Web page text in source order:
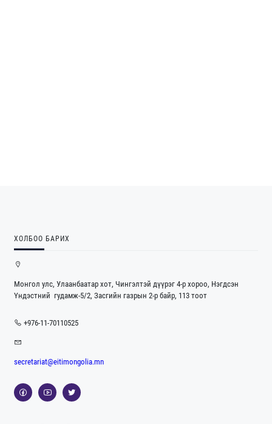
ХОЛБОО БАРИХ
Монгол улс, Улаанбаатар хот, Чингэлтэй дүүрэг 4-р хороо, Нэгдсэн
Үндэстний гудамж-5/2, Засгийн газрын 2-р байр, 113 тоот
+976-11-70110525
secretariat@eitimongolia.mn